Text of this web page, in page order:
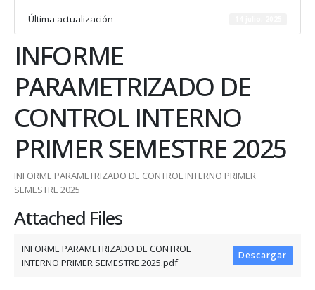
Última actualización
INFORME
PARAMETRIZADO DE
CONTROL INTERNO
PRIMER SEMESTRE 2025
INFORME PARAMETRIZADO DE CONTROL INTERNO PRIMER
SEMESTRE 2025
Attached Files
INFORME PARAMETRIZADO DE CONTROL
INTERNO PRIMER SEMESTRE 2025.pdf
Descargar